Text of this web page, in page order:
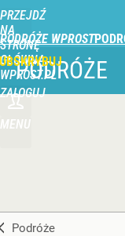
PRZEJDŹ
NA
STRONĘ
GŁÓWNĄ
WPROST.PL
PODRÓŻE WPROST
ZALOGUJ
MENU
PODRÓŻE
Podróże